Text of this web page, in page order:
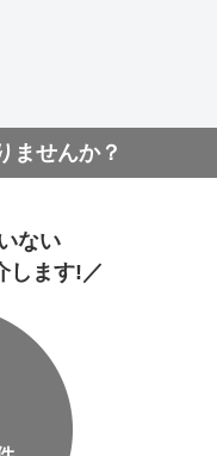
ませんか？
ない
します!／